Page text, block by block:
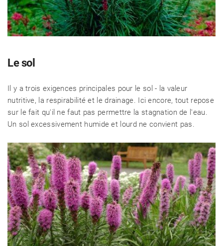
Le sol
Il y a trois exigences principales pour le sol - la valeur
nutritive, la respirabilité et le drainage. Ici encore, tout repose
sur le fait qu'il ne faut pas permettre la stagnation de l'eau.
Un sol excessivement humide et lourd ne convient pas.